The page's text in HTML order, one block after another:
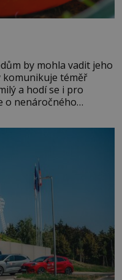
by mohla vadit jeho
komunikuje téměř
a hodí se i pro
o nenáročného
semínek Jeho
s výjimkou